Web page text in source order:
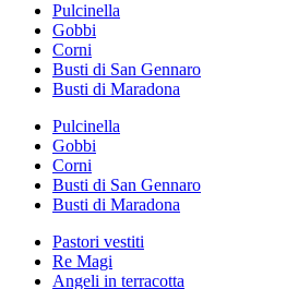
Pulcinella
Gobbi
Corni
Busti di San Gennaro
Busti di Maradona
Pulcinella
Gobbi
Corni
Busti di San Gennaro
Busti di Maradona
Pastori vestiti
Re Magi
Angeli in terracotta